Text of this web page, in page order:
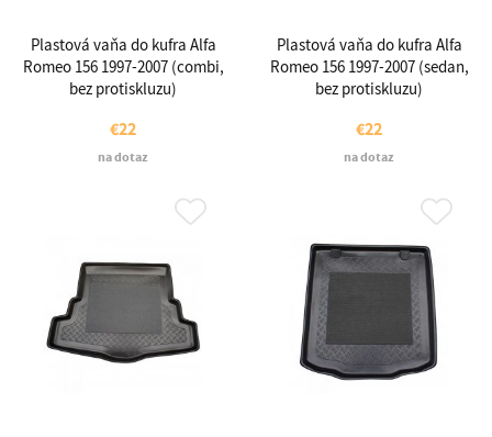
Plastová vaňa do kufra Alfa
Romeo 156 1997-2007 (combi,
bez protiskluzu)
€22
na dotaz
Plastová vaňa do kufra Alfa
Romeo 156 1997-2007 (sedan,
bez protiskluzu)
€22
na dotaz